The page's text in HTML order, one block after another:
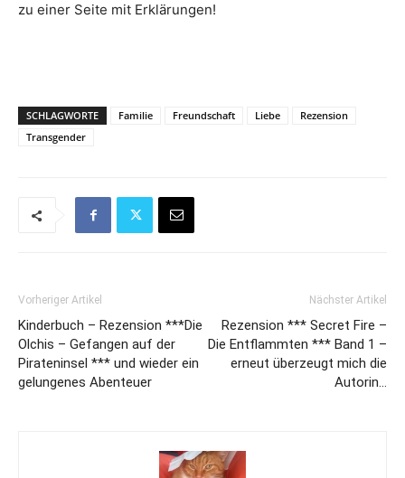
zu einer Seite mit Erklärungen!
SCHLAGWORTE Familie Freundschaft Liebe
Rezension
Transgender
Vorheriger Artikel
Kinderbuch – Rezension ***Die
Olchis – Gefangen auf der
Pirateninsel *** und wieder ein
gelungenes Abenteuer
Nächster Artikel
Rezension *** Secret Fire –
Die Entflammten *** Band 1 –
erneut überzeugt mich die
Autorin…